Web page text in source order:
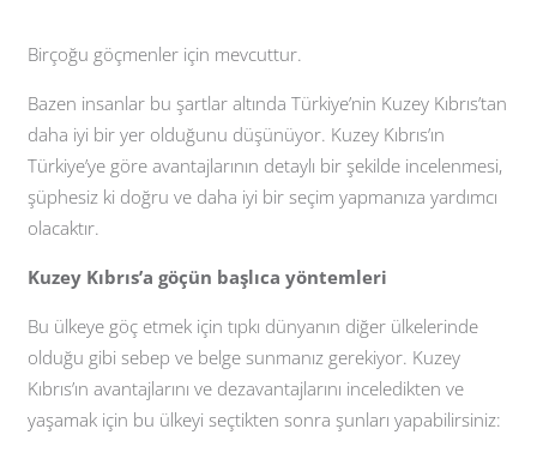
Birçoğu göçmenler için mevcuttur.
Bazen insanlar bu şartlar altında Türkiye’nin Kuzey Kıbrıs’tan
daha iyi bir yer olduğunu düşünüyor. Kuzey Kıbrıs’ın
Türkiye’ye göre avantajlarının detaylı bir şekilde incelenmesi,
şüphesiz ki doğru ve daha iyi bir seçim yapmanıza yardımcı
olacaktır.
Kuzey Kıbrıs’a göçün başlıca yöntemleri
Bu ülkeye göç etmek için tıpkı dünyanın diğer ülkelerinde
olduğu gibi sebep ve belge sunmanız gerekiyor. Kuzey
Kıbrıs’ın avantajlarını ve dezavantajlarını inceledikten ve
yaşamak için bu ülkeyi seçtikten sonra şunları yapabilirsiniz: